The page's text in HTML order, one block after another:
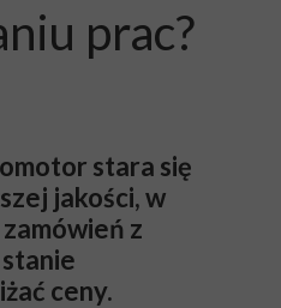
prac?
stara się
jakości, w
z
ceny.